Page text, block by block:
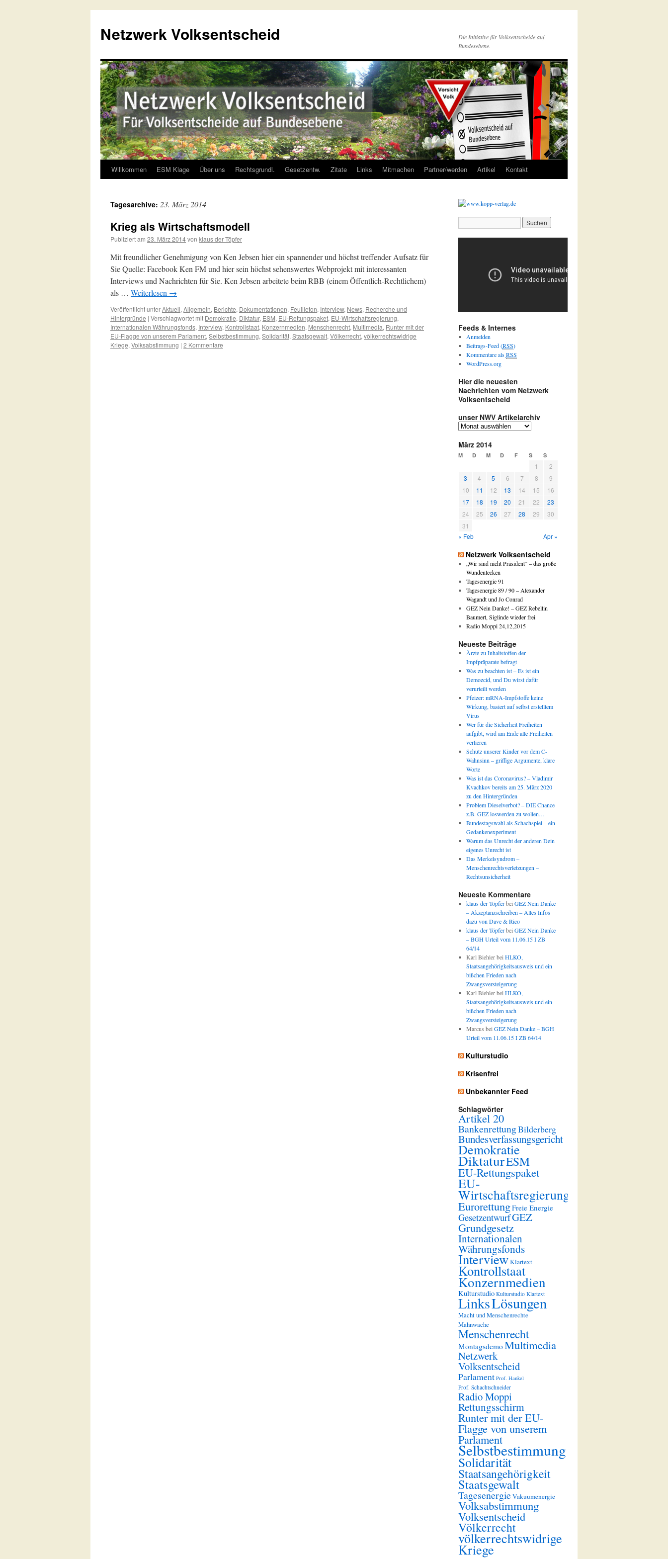
Netzwerk Volksentscheid
Die Initiative für Volksentscheide auf
Bundesebene.
Springe
Inhalt
Willkommen ESM Klage Über uns Rechtsgrundl. Gesetzentw. Zitate Links Mitmachen Partner/werden Artikel Kontakt
Tagesarchive: 23. März 2014
Krieg als Wirtschaftsmodell
Publiziert am 23. März 2014von klaus der Töpfer
Mit freundlicher Genehmigung von Ken Jebsen hier ein spannender und höchst treffender Aufsatz für
Sie Quelle: Facebook Ken FM und hier sein höchst sehenswertes Webprojekt mit interessanten
Interviews und Nachrichten für Sie. Ken Jebsen arbeitete beim RBB (einem Öffentlich-Rechtlichem)
als … Weiterlesen →
Veröffentlicht unterAktuell, Allgemein, Berichte, Dokumentationen, Feuilleton, Interview, News, Recherche und
Hintergründe | Verschlagwortet mit Demokratie, Diktatur, ESM, EU-Rettungspaket, EU-Wirtschaftsregierung,
Internationalen Währungsfonds, Interview, Kontrollstaat, Konzernmedien, Menschenrecht, Multimedia, Runter mit der
EU-Flagge von unserem Parlament, Selbstbestimmung, Solidarität, Staatsgewalt, Völkerrecht, völkerrechtswidrige
Kriege, Volksabstimmung | 2 Kommentare
Feeds & Internes
Anmelden
Beitrags-Feed (RSS)
Kommentare alsRSS
WordPress.org
Hier die neuesten
Nachrichten vom Netzwerk
Volksentscheid
unser NWV Artikelarchiv
s
e
l
März 2014
M D M D F S S
« Feb Apr »
1
2
3
4 5 6 7 8
9
10
11 12 13 14 15
16
17
18 19 20 21 22
23
24
25 26 27 28 29
30
31
Netzwerk Volksentscheid
„Wir sind nicht Präsident“ – das große
Wundenlecken
Tagesenergie 91
Tagesenergie 89 / 90 – Alexander
Wagandt und Jo Conrad
GEZ Nein Danke! – GEZ Rebellin
Baumert, Siglinde wieder frei
Radio Moppi 24,12,2015
Neueste Beiträge
Ärzte zu Inhaltstoffen der
Impfpräparate befragt
Was zu beachten ist – Es ist ein
Demozcid, und Du wirst dafür
verurteilt werden
Pfeizer: mRNA-Impfstoffe keine
Wirkung, basiert auf selbst erstelltem
Virus
Wer für die Sicherheit Freiheiten
aufgibt, wird am Ende alle Freiheiten
verlieren
Schutz unserer Kinder vor dem C-
Wahnsinn – griffige Argumente, klare
Worte
Was ist das Coronavirus? – Vladimir
Kvachkov bereits am 25. März 2020
zu den Hintergründen
Problem Dieselverbot? – DIE Chance
z.B. GEZ loswerden zu wollen…
Bundestagswahl als Schachspiel – ein
Gedankenexperiment
Warum das Unrecht der anderen Dein
eigenes Unrecht ist
Das Merkelsyndrom –
Menschenrechtsverletzungen –
Rechtsunsicherheit
Neueste Kommentare
klaus der Töpferbei GEZ Nein Danke
– Akzeptanzschreiben – Alles Infos
dazu von Dave & Rico
klaus der Töpferbei GEZ Nein Danke
– BGH Urteil vom 11.06.15 I ZB
64/14
Karl Biehlerbei HLKO,
Staatsangehörigkeitsausweis und ein
bißchen Frieden nach
Zwangsversteigerung
Karl Biehlerbei HLKO,
Staatsangehörigkeitsausweis und ein
bißchen Frieden nach
Zwangsversteigerung
Marcus bei GEZ Nein Danke – BGH
Urteil vom 11.06.15 I ZB 64/14
Kulturstudio
Krisenfrei
Unbekannter Feed
Schlagwörter
Artikel 20
BankenrettungBilderberg
Bundesverfassungsgericht
Demokratie
DiktaturESM
EU-Rettungspaket
EU-
Wirtschaftsregierung
EurorettungFreie Energie
GesetzentwurfGEZ
Grundgesetz
Internationalen
Währungsfonds
InterviewKlartext
Kontrollstaat
Konzernmedien
Kulturstudio Kulturstudio Klartext
LinksLösungen
Macht und Menschenrechte
Mahnwache
Menschenrecht
MontagsdemoMultimedia
Netzwerk
Volksentscheid
Parlament Prof. Hankel
Prof. Schachtschneider
Radio Moppi
Rettungsschirm
Runter mit der EU-
Flagge von unserem
Parlament
Selbstbestimmung
Solidarität
Staatsangehörigkeit
Staatsgewalt
Tagesenergie Vakuumenergie
Volksabstimmung
Volksentscheid
Völkerrecht
völkerrechtswidrige
Kriege